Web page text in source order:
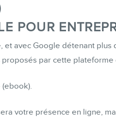
POUR
avec Google détenant plus
proposés par cette plateforme
votre présence en ligne,